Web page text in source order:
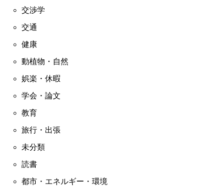
交渉学
交通
健康
動植物・自然
娯楽・休暇
学会・論文
教育
旅行・出張
未分類
読書
都市・エネルギー・環境